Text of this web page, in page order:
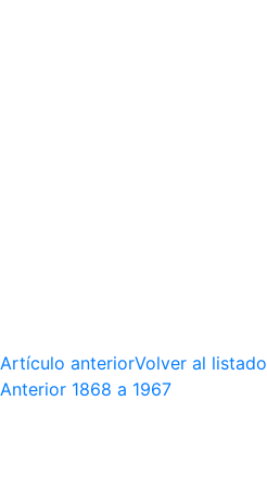
Artículo anteriorVolver al listado
Anterior 1868 a 1967